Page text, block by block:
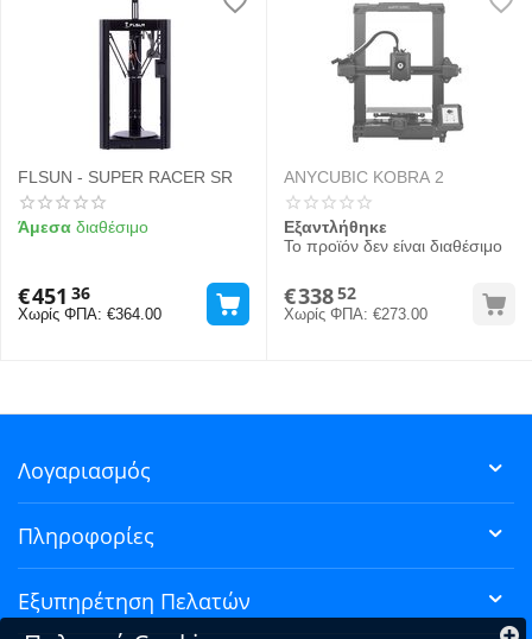
FLSUN - SUPER RACER SR
Άμεσα διαθέσιμο
€451 36
Χωρίς ΦΠΑ: €364.00
ANYCUBIC KOBRA 2
Εξαντλήθηκε
Το προϊόν δεν είναι διαθέσιμο
€33852
Χωρίς ΦΠΑ: €273.00
Λογαριασμός
Πληροφορίες
Εξυπηρέτηση Πελατών